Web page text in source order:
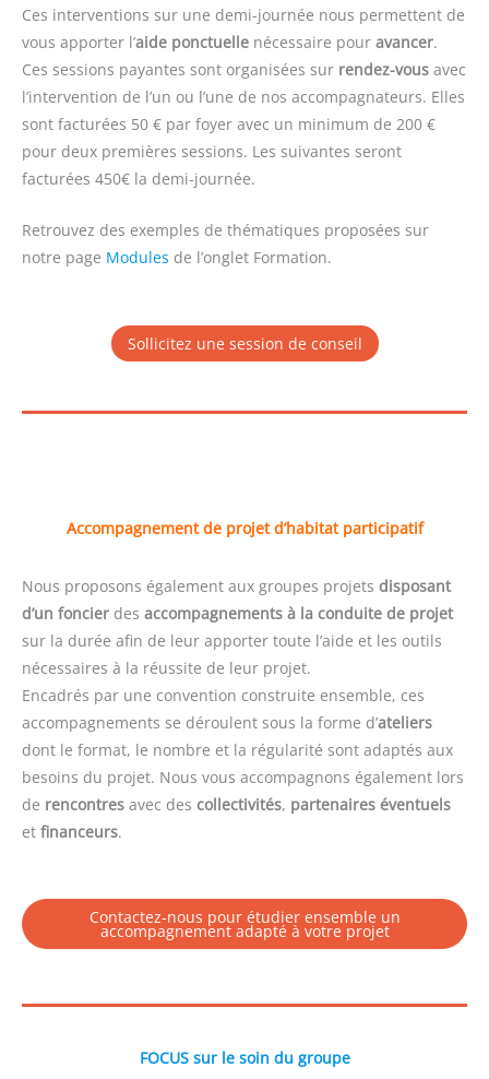
Ces interventions sur une demi-journée nous permettent de
vous apporter l’aide ponctuelle nécessaire pour avancer.
Ces sessions payantes sont organisées sur rendez-vous avec
l’intervention de l’un ou l’une de nos accompagnateurs. Elles
sont facturées 50 € par foyer avec un minimum de 200 €
pour deux premières sessions. Les suivantes seront
facturées 450€ la demi-journée.
Retrouvez des exemples de thématiques proposées sur
notre page Modules de l’onglet Formation.
Sollicitez une session de conseil
Accompagnement de projet d’habitat participatif
Nous proposons également aux groupes projets disposant
d’un foncier des accompagnements à la conduite de projet
sur la durée afin de leur apporter toute l’aide et les outils
nécessaires à la réussite de leur projet.
Encadrés par une convention construite ensemble, ces
accompagnements se déroulent sous la forme d’ateliers
dont le format, le nombre et la régularité sont adaptés aux
besoins du projet. Nous vous accompagnons également lors
de rencontres avec des collectivités, partenaires éventuels
et financeurs.
Contactez-nous pour étudier ensemble un
accompagnement adapté à votre projet
FOCUS sur le soin du groupe